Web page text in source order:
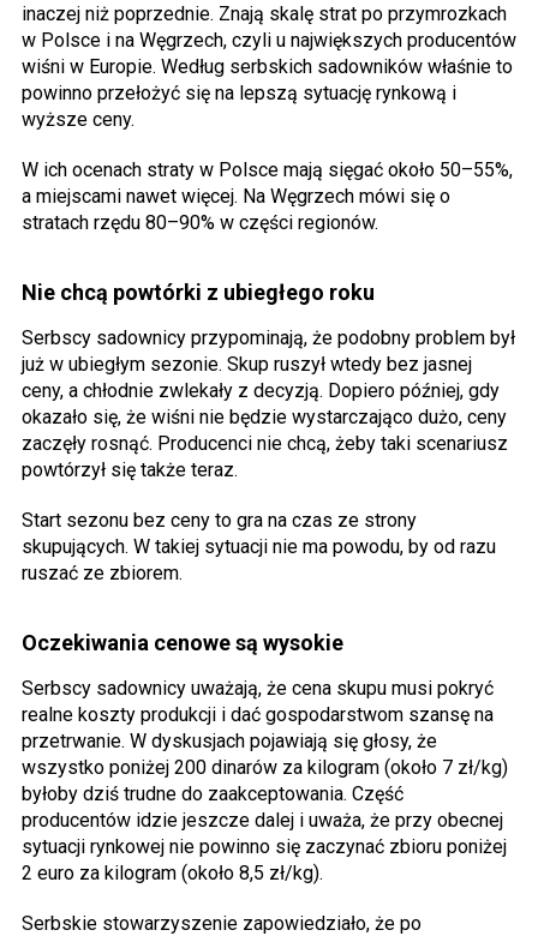
inaczej niż poprzednie. Znają skalę strat po przymrozkach
w Polsce i na Węgrzech, czyli u największych producentów
wiśni w Europie. Według serbskich sadowników właśnie to
powinno przełożyć się na lepszą sytuację rynkową i
wyższe ceny.
W ich ocenach straty w Polsce mają sięgać około 50–55%,
a miejscami nawet więcej. Na Węgrzech mówi się o
stratach rzędu 80–90% w części regionów.
Nie chcą powtórki z ubiegłego roku
Serbscy sadownicy przypominają, że podobny problem był
już w ubiegłym sezonie. Skup ruszył wtedy bez jasnej
ceny, a chłodnie zwlekały z decyzją. Dopiero później, gdy
okazało się, że wiśni nie będzie wystarczająco dużo, ceny
zaczęły rosnąć. Producenci nie chcą, żeby taki scenariusz
powtórzył się także teraz.
Start sezonu bez ceny to gra na czas ze strony
skupujących. W takiej sytuacji nie ma powodu, by od razu
ruszać ze zbiorem.
Oczekiwania cenowe są wysokie
Serbscy sadownicy uważają, że cena skupu musi pokryć
realne koszty produkcji i dać gospodarstwom szansę na
przetrwanie. W dyskusjach pojawiają się głosy, że
wszystko poniżej 200 dinarów za kilogram (około 7 zł/kg)
byłoby dziś trudne do zaakceptowania. Część
producentów idzie jeszcze dalej i uważa, że przy obecnej
sytuacji rynkowej nie powinno się zaczynać zbioru poniżej
2 euro za kilogram (około 8,5 zł/kg).
Serbskie stowarzyszenie zapowiedziało, że po